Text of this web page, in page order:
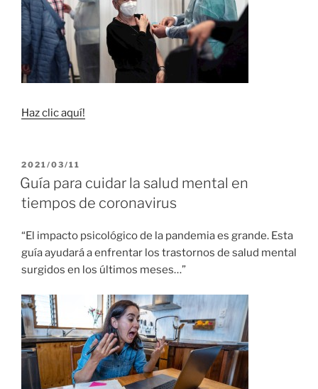
Haz clic aquí!
PUBLICADO
EL
2021/03/11
Guía para cuidar la salud mental en
tiempos de coronavirus
“El impacto psicológico de la pandemia es grande. Esta
guía ayudará a enfrentar los trastornos de salud mental
surgidos en los últimos meses…”